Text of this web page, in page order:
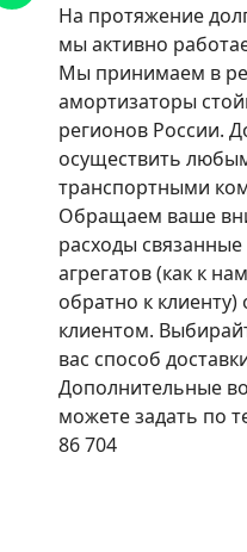
На протяжение
мы активно
Мы принимаем в
амортизаторы
регионов России.
осуществить
транспортными
Обращаем ваше
расходы связанные
агрегатов (как к
обратно к
клиентом.
вас способ
Дополнительные
можете задать по
86 704